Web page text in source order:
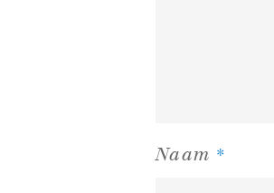
Naam *